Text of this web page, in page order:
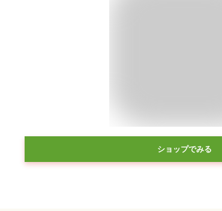
ショップでみる